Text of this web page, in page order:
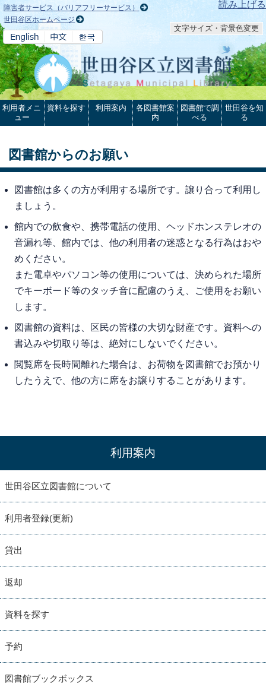
本文へ 読み上げる
障害者サービス（バリアフリーサービス）
世田谷区ホームページ
文字サイズ・背景色変更
利用者メニ
ュー
資料を探す 利用案内
各図書館案
内
図書館で調
べる
世田谷を知
る
図書館からのお願い
図書館は多くの方が利用する場所です。譲り合って利用し
ましょう。
館内での飲食や、携帯電話の使用、ヘッドホンステレオの
音漏れ等、館内では、他の利用者の迷惑となる行為はおや
めください。
また電卓やパソコン等の使用については、決められた場所
でキーボード等のタッチ音に配慮のうえ、ご使用をお願い
します。
図書館の資料は、区民の皆様の大切な財産です。資料への
書込みや切取り等は、絶対にしないでください。
閲覧席を長時間離れた場合は、お荷物を図書館でお預かり
したうえで、他の方に席をお譲りすることがあります。
利用案内
世田谷区立図書館について
利用者登録(更新)
貸出
返却
資料を探す
予約
図書館ブックボックス